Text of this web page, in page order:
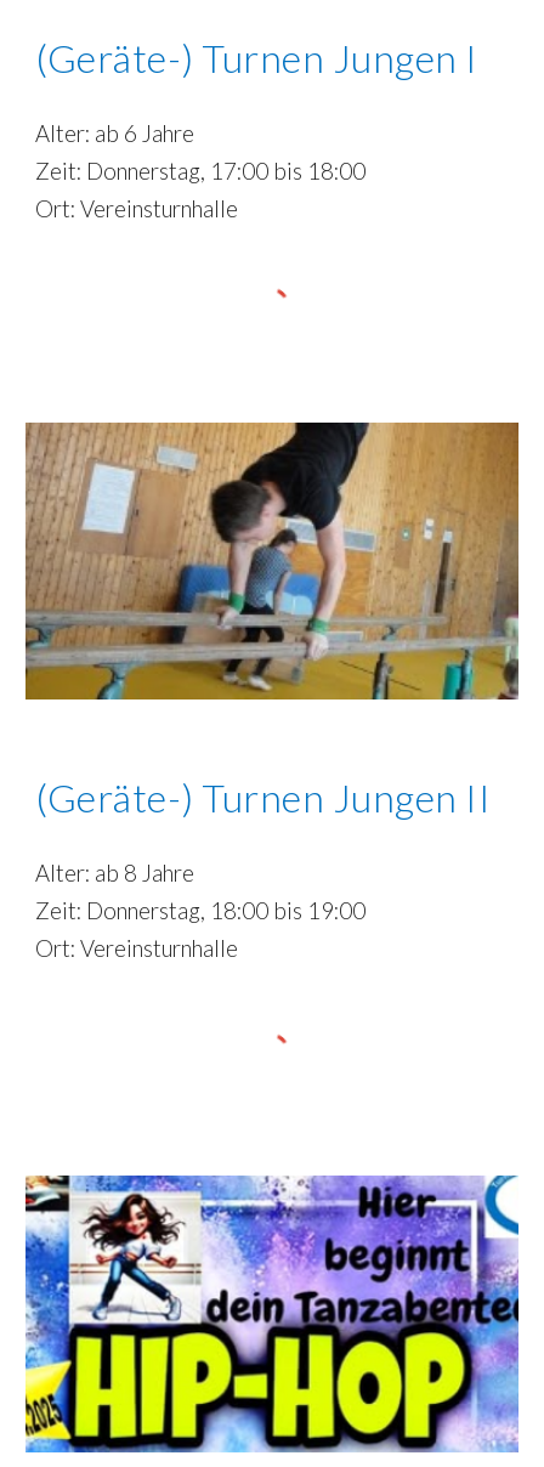
(Geräte-) Turnen Jungen I
Alter: ab 6 Jahre
Zeit: Donnerstag, 17:00 bis 18:00
Ort: Vereinsturnhalle
(Geräte-) Turnen Jungen II
Alter: ab 8 Jahre
Zeit: Donnerstag, 1 8:00 bis 1 9:00
Ort: Vereinsturnhalle